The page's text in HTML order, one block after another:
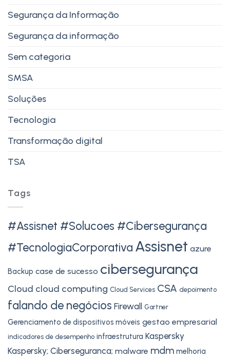
Segurança da Informação
Segurança da informação
Sem categoria
SMSA
Soluções
Tecnologia
Transformação digital
TSA
Tags
#Assisnet #Solucoes #Cibersegurança
#TecnologiaCorporativa Assisnet azure
Backup case de sucesso cibersegurança
Cloud cloud computing Cloud Services CSA depoimento
falando de negócios Firewall Gartner
Gerenciamento de dispositivos móveis gestao empresarial
indicadores de desempenho infraestrutura Kaspersky
Kaspersky; Ciberseguranca; malware mdm melhoria